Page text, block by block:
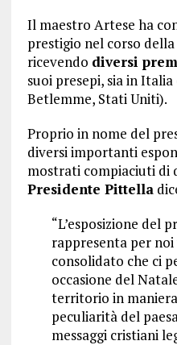
Il maestro Artese ha
prestigio nel corso
ricevendo diversi
suoi presepi, sia in
Betlemme, Stati Uniti).
Proprio in nome del
diversi importanti
mostrati compiaciuti di
Presidente Pittella
“L’esposizione del
rappresenta per
consolidato che ci
occasione del
territorio in
peculiarità del
messaggi cristiani